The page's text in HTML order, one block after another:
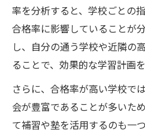
率を分析すると、学校ごとの
合格率に影響していることが
し、自分の通う学校や近隣の
ることで、効果的な学習計画
さらに、合格率が高い学校で
会が豊富であることが多いた
て補習や塾を活用するのも一